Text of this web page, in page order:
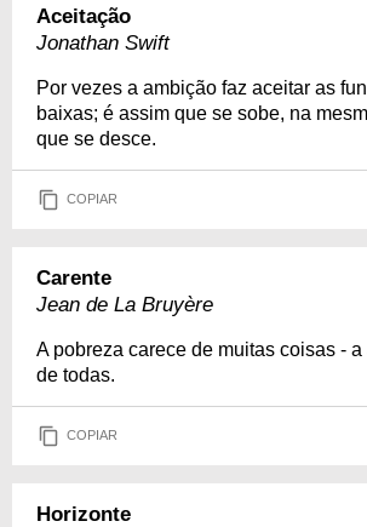
Aceitação
Jonathan Swift
Por vezes a ambição faz aceitar as
baixas; é assim que se sobe, na
que se desce.
COPIAR
Carente
Jean de La Bruyère
A pobreza carece de muitas coisas -
de todas.
COPIAR
Horizonte